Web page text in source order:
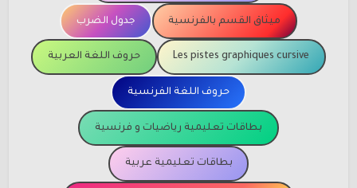
ميثاق القسم بالفرنسية جدول الضرب
Les pistes graphiques cursive حروف اللغة العربية
حروف اللغة الفرنسية
بطاقات تعليمية رياضيات و فرنسية
بطاقات تعليمية عربية